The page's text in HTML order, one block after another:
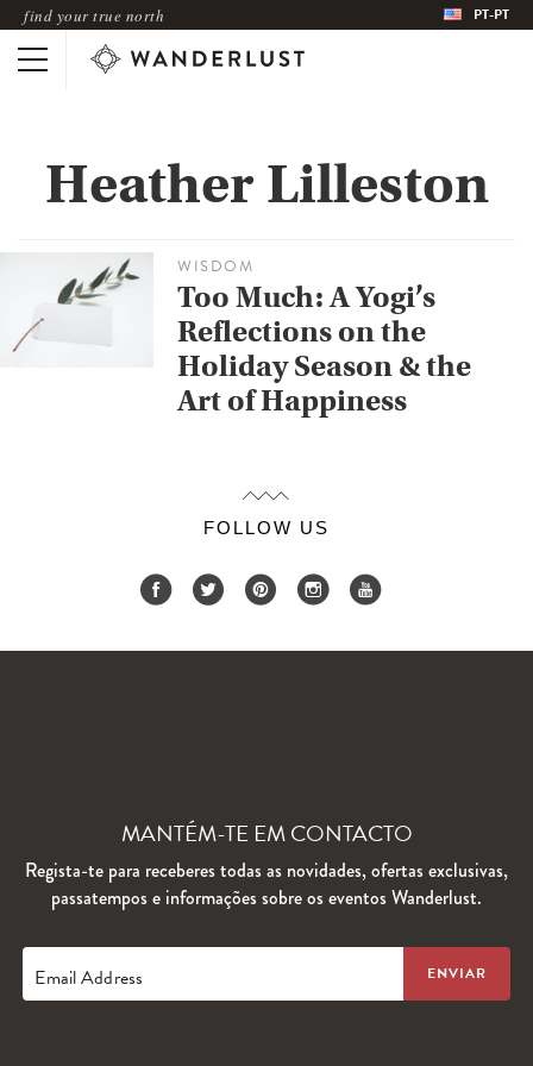
find your true north PT-PT
Heather Lilleston
WISDOM
Too Much: A Yogi’s
Reflections on the
Holiday Season & the
Art of Happiness
FOLLOW US
MANTÉM-TE EM CONTACTO
Regista-te para receberes todas as novidades, ofertas exclusivas,
passatempos e informações sobre os eventos Wanderlust.
Email Address